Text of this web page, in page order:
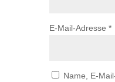
E-Mail-Adresse *
Name, E-